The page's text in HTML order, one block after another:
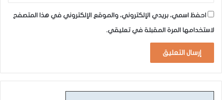
احفظ اسمي، بريدي الإلكتروني، والموقع الإلكتروني في هذا المتصفح
لاستخدامها المرة المقبلة في تعليقي.